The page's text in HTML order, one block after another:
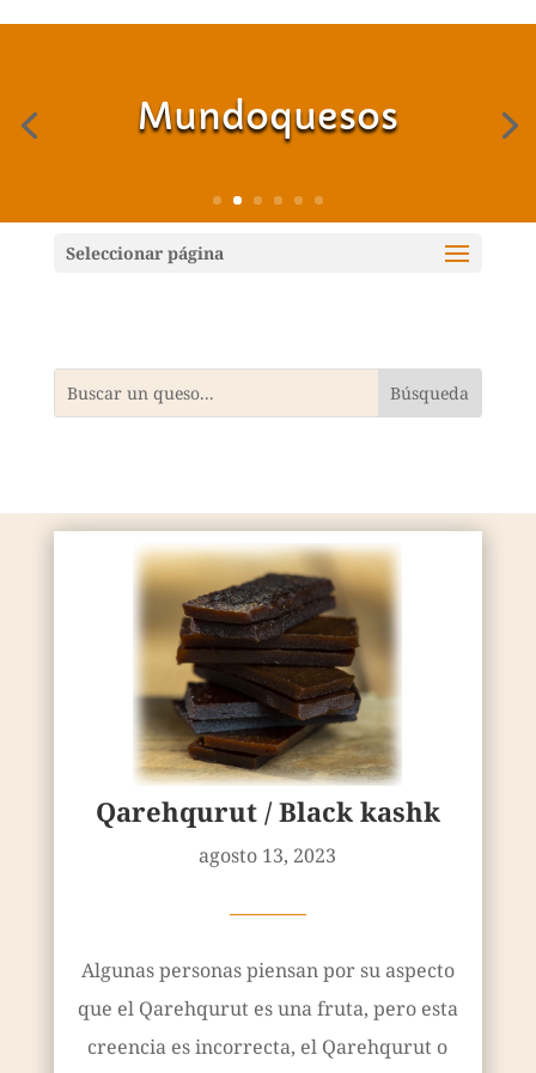
Mundoquesos
Seleccionar página
Qarehqurut / Black kashk
agosto 13, 2023
————
Algunas personas piensan por su aspecto
que el Qarehqurut es una fruta, pero esta
creencia es incorrecta, el Qarehqurut o